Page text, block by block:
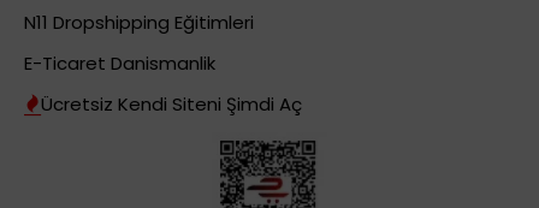
N11 Dropshipping Eğitimleri
E-Ticaret Danismanlik
Ücretsiz Kendi Siteni Şimdi Aç